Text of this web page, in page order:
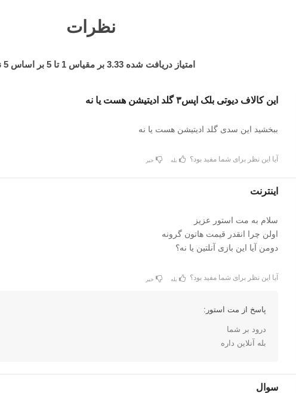
نظرات
امتیاز دریافت شده3.33 بر مقیاس1 تا5 بر اساس5
این کالاف دیوتی بلک اپس۳ گلد ادیتیشن هست یا نه
ببخشید این سدی گلد ادیتیشن هست یا نه
آیا این نظر برای شما مفید بود؟ بله خیر
اینترنت
سلام به مت استور عزیز
اولن چرا انقدر قیمت هاتون گرونه
دومن آیا این بازی آنلتین یا نه؟
آیا این نظر برای شما مفید بود؟ بله خیر
پاسخ از مت استور:
درود بر شما
بله آنلاین داره
سوال